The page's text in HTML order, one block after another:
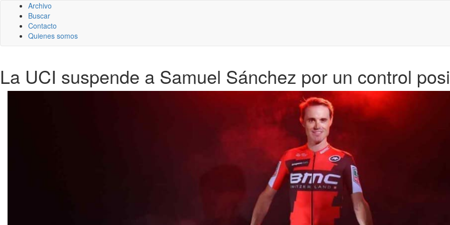
Archivo
Buscar
Contacto
Quienes somos
La UCI suspende a Samuel Sánchez por un control